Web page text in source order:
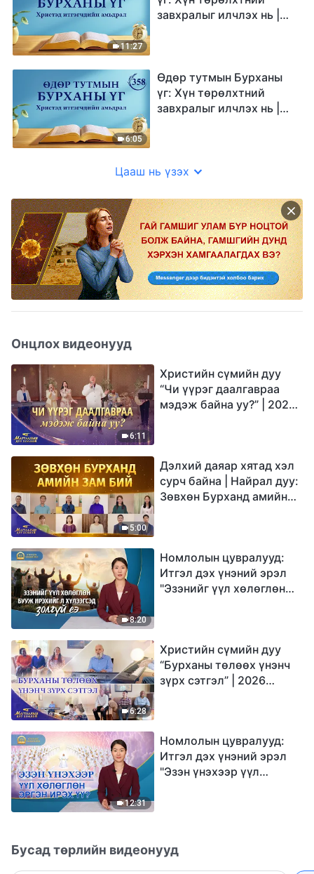
11:27
завхралыг илчлэх нь |
6:05
Өдөр тутмын Бурханы
үг: Хүн төрөлхтний
завхралыг илчлэх нь |
Цааш нь үзэх
Онцлох видеонууд
6:11
Христийн сүмийн дуу
“Чи үүрэг даалгавраа
мэдэж байна уу?” | 2026
5:00
Дэлхий даяар хятад хэл
сурч байна | Найрал дуу:
Зөвхөн Бурханд амийн
8:20
Номлолын цувралууд:
Итгэл дэх үнэний эрэл
"Эзэнийг үүл хөлөглөн
6:28
Христийн сүмийн дуу
“Бурханы төлөөх үнэнч
зүрх сэтгэл” | 2026
12:31
Номлолын цувралууд:
Итгэл дэх үнэний эрэл
"Эзэн үнэхээр үүл
Бусад төрлийн видеонууд